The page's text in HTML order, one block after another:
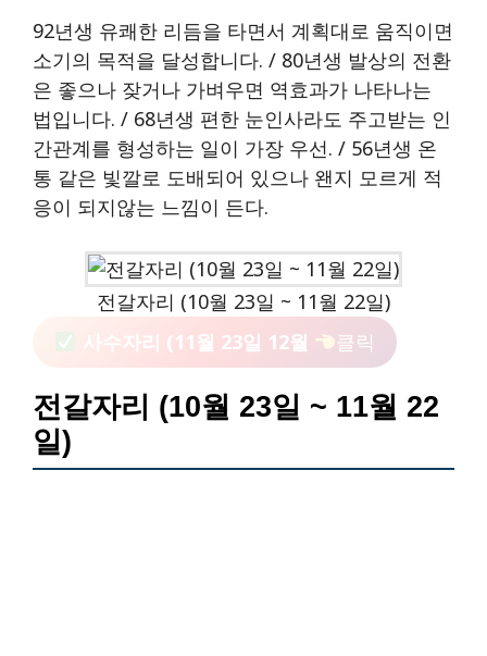
92년생 유쾌한 리듬을 타면서 계획대로 움직이면
소기의 목적을 달성합니다. / 80년생 발상의 전환
은 좋으나 잦거나 가벼우면 역효과가 나타나는
법입니다. / 68년생 편한 눈인사라도 주고받는 인
간관계를 형성하는 일이 가장 우선. / 56년생 온
통 같은 빛깔로 도배되어 있으나 왠지 모르게 적
응이 되지않는 느낌이 든다.
전갈자리 (10월 23일 ~ 11월 22일)
사수자리 (11월 23일 12월
클릭
전갈자리 (10월 23일 ~ 11월 22
일)